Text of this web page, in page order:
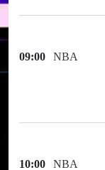
09:00 NBA
10:00 NBA